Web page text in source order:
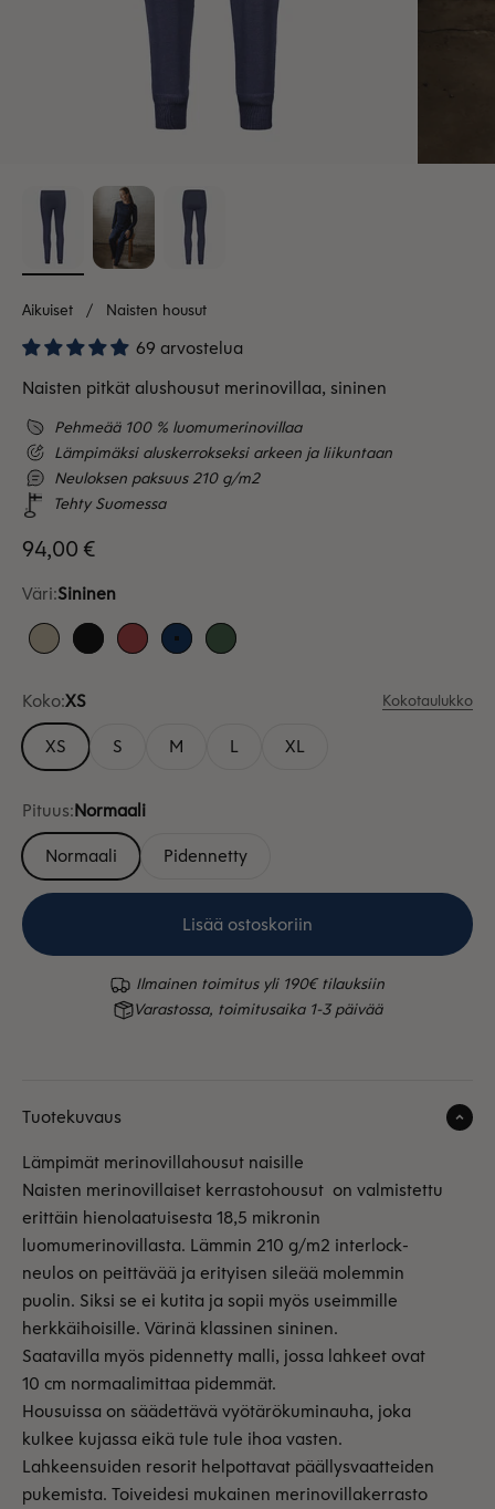
Aikuiset Naisten housut
69 arvostelua
Naisten pitkät alushousut merinovillaa, sininen
Pehmeää 100 % luomumerinovillaa
Lämpimäksi aluskerrokseksi arkeen ja liikuntaan
Neuloksen paksuus 210 g/m2
Tehty Suomessa
Alennushinta
94,00 €
Väri:Sininen
HiekkaMustaPunainenSininenVihreä
Koko:XS Kokotaulukko
XS S M L XL
Pituus:Normaali
Normaali
Pidennetty
Lisää ostoskoriin
Ilmainen toimitus yli 190€ tilauksiin
Varastossa, toimitusaika 1-3 päivää
Tuotekuvaus
Lämpimät merinovillahousut naisille
Naisten merinovillaiset kerrastohousut on valmistettu
erittäin hienolaatuisesta 18,5 mikronin
luomumerinovillasta. Lämmin 210 g/m2 interlock-
neulos on peittävää ja erityisen sileää molemmin
puolin. Siksi se ei kutita ja sopii myös useimmille
herkkäihoisille. Värinä klassinen sininen.
Saatavilla myös pidennetty malli, jossa lahkeet ovat
10 cm normaalimittaa pidemmät.
Housuissa on säädettävä vyötärökuminauha, joka
kulkee kujassa eikä tule tule ihoa vasten.
Lahkeensuiden resorit helpottavat päällysvaatteiden
pukemista. Toiveidesi mukainen merinovillakerrasto